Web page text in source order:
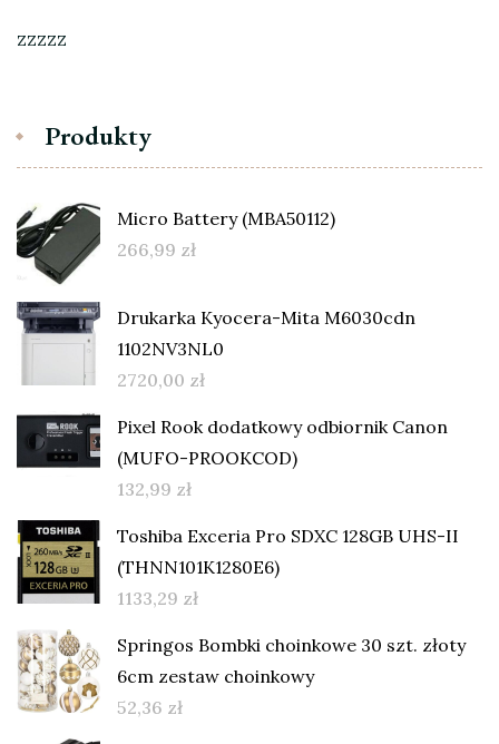
zzzzz
Produkty
Micro Battery (MBA50112)
266,99 zł
Drukarka Kyocera-Mita M6030cdn
1102NV3NL0
2720,00 zł
Pixel Rook dodatkowy odbiornik Canon
(MUFO-PROOKCOD)
132,99 zł
Toshiba Exceria Pro SDXC 128GB UHS-II
(THNN101K1280E6)
1133,29 zł
Springos Bombki choinkowe 30 szt. złoty
6cm zestaw choinkowy
52,36 zł